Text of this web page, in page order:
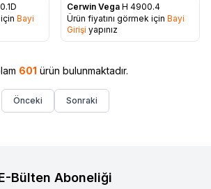
Bayi
Favorilere Ekle
Cerwin Vega H 4900.4
Ürün fiyatını görmek için Bayi
Girişi yapınız
601 ürün bulunmaktadır.
Önceki Sonraki
Bülten Aboneliği